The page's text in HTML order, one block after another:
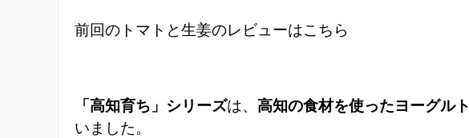
前回のトマトと生姜のレビューはこちら
「高知育ち」シリーズは、 高知の食材を使ったヨーグルト
いました。